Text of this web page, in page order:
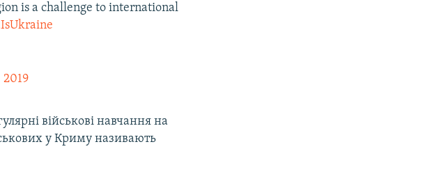
is a challenge to international
2019
військові навчання на
у Криму називають